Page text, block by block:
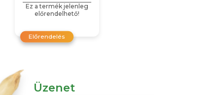
Ez a termék jelenleg
előrendelhető!
Előrendelés
Üzenet